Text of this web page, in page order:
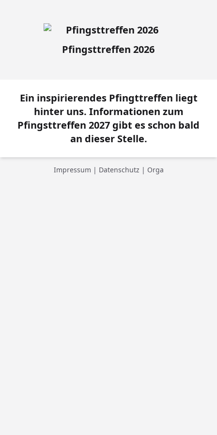
Pfingsttreffen 2026
Ein inspirierendes Pfingttreffen liegt
hinter uns. Informationen zum
Pfingsttreffen 2027 gibt es schon bald
an dieser Stelle.
Impressum | Datenschutz | Orga